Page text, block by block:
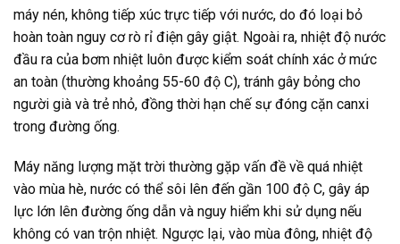
máy nén, không tiếp xúc trực tiếp với nước, do đó loại bỏ
hoàn toàn nguy cơ rò rỉ điện gây giật. Ngoài ra, nhiệt độ nước
đầu ra của bơm nhiệt luôn được kiểm soát chính xác ở mức
an toàn (thường khoảng 55-60 độ C), tránh gây bỏng cho
người già và trẻ nhỏ, đồng thời hạn chế sự đóng cặn canxi
trong đường ống.
Máy năng lượng mặt trời thường gặp vấn đề về quá nhiệt
vào mùa hè, nước có thể sôi lên đến gần 100 độ C, gây áp
lực lớn lên đường ống dẫn và nguy hiểm khi sử dụng nếu
không có van trộn nhiệt. Ngược lại, vào mùa đông, nhiệt độ